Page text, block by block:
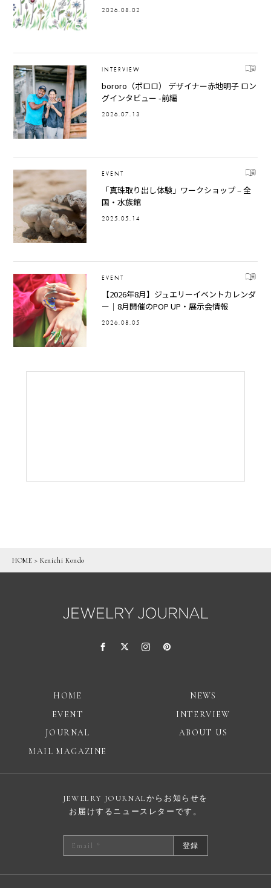
2026.08.02
INTERVIEW
bororo（ボロロ） デザイナー赤地明子 ロン
グインタビュー -前編
2026.07.13
EVENT
「真珠取り出し体験」ワークショップ – 全
国・水族館
2025.05.14
EVENT
【2026年8月】ジュエリーイベントカレンダ
ー｜8月開催のPOP UP・展示会情報
2026.08.05
HOME >Kenichi Kondo
HOME
NEWS
EVENT
INTERVIEW
JOURNAL
ABOUT US
MAIL MAGAZINE
JEWELRY JOURNALからお知らせを
お届けするニュースレターです。
登録